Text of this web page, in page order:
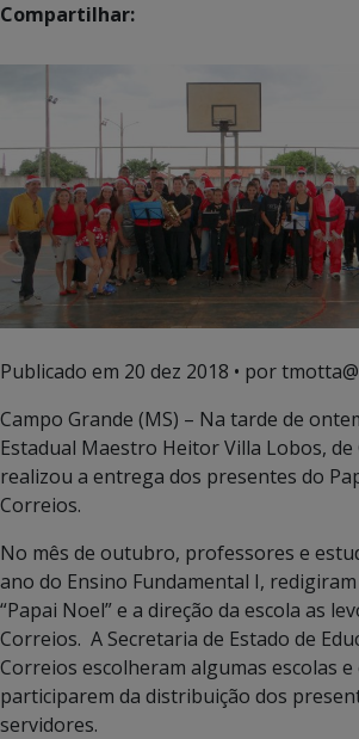
Compartilhar:
Publicado em 20 dez 2018 • por
Campo Grande (MS) – Na tarde de
Estadual Maestro Heitor Villa Lobos, de
realizou a entrega dos presentes do
Correios.
No mês de outubro, professores e
ano do Ensino Fundamental I,
“Papai Noel” e a direção da escola as
Correios. A Secretaria de Estado de
Correios escolheram algumas escolas
participarem da distribuição dos
servidores.